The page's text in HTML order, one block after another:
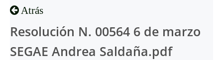
Atrás
Resolución N. 00564 6 de marzo
SEGAE Andrea Saldaña.pdf